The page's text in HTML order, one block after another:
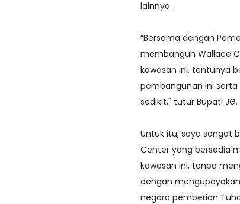
lainnya.
“Bersama dengan
membangun Wallace
kawasan ini, tentunya
pembangunan ini
sedikit," tutur Bupati JG.
Untuk itu, saya sangat
Center yang bersedia
kawasan ini, tanpa
dengan
negara pemberian